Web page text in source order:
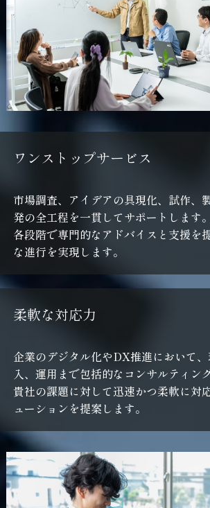
ワ ンス ト ッ プサー ビス
市場調査、アイデアの具現化、試作、
発の全工程を一貫してサポートします
各段階で専門的なアドバイスと支援を
な進行を実現します。
柔軟な対応力
企業のデジタル化やDX推進において
入、運用まで包括的なコンサルティン
貴社の課題に対して迅速かつ柔軟に対
ューションを提案します。